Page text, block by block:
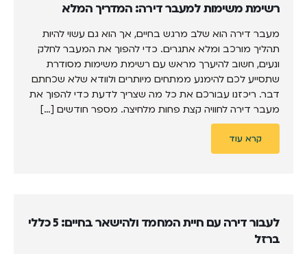
רשימת משימות למעבר דירה: המדריך המלא
מעבר דירה הוא שלב מרגש בחיים, אך הוא גם עשוי להיות
תהליך מורכב ומלא אתגרים. כדי להפוך את המעבר לחלק
ונעים, חשוב להיערך מראש עם רשימת משימות מסודרת
שתסייע לכם להימנע ממתחים מיותרים ולוודא שלא שכחתם
דבר. ריכזנו עבורכם את כל מה שצריך לדעת כדי להפוך את
מעבר דירה לחוויה קצת פחות מלחיצה. מספר חודשים […]
קרא עוד
לעבור דירה עם חיית המחמד ולהישאר בחיים: 5 כללי
ברזל